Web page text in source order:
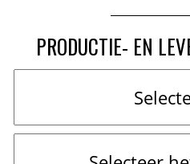
PRODUCTIE- EN